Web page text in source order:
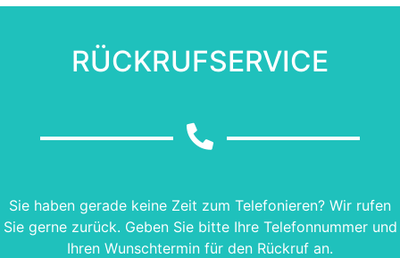
RÜCKRUFSERVICE
Sie haben gerade keine Zeit zum Telefonieren? Wir rufen
Sie gerne zurück. Geben Sie bitte Ihre Telefonnummer und
Ihren Wunschtermin für den Rückruf an.